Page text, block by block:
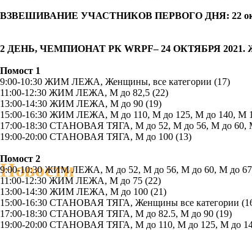
Новости
ВЗВЕШИВАНИЕ УЧАСТНИКОВ ПЕРВОГО ДНЯ: 22
2 ДЕНЬ, ЧЕМПИОНАТ РК WRPF– 24 ОКТЯБРЯ
Помост 1
9:00-10:30 ЖИМ ЛЕЖА, Женщины, все категории (17)
11:00-12:30 ЖИМ ЛЕЖА, М до 82,5 (22)
13:00-14:30 ЖИМ ЛЕЖА, М до 90 (19)
15:00-16:30 ЖИМ ЛЕЖА, М до 110, М до 125, М до 140, М
17:00-18:30 СТАНОВАЯ ТЯГА, М до 52, М до 56, М до 60,
19:00-20:00 СТАНОВАЯ ТЯГА, М до 100 (13)
Помост 2
9:00-10:30 ЖИМ ЛЕЖА, М до 52, М до 56, М до 60, М до
11:00-12:30 ЖИМ ЛЕЖА, М до 75 (22)
13:00-14:30 ЖИМ ЛЕЖА, М до 100 (21)
15:00-16:30 СТАНОВАЯ ТЯГА, Женщины все категории
17:00-18:30 СТАНОВАЯ ТЯГА, М до 82.5, М до 90 (19)
19:00-20:00 СТАНОВАЯ ТЯГА, М до 110, М до 125, М до